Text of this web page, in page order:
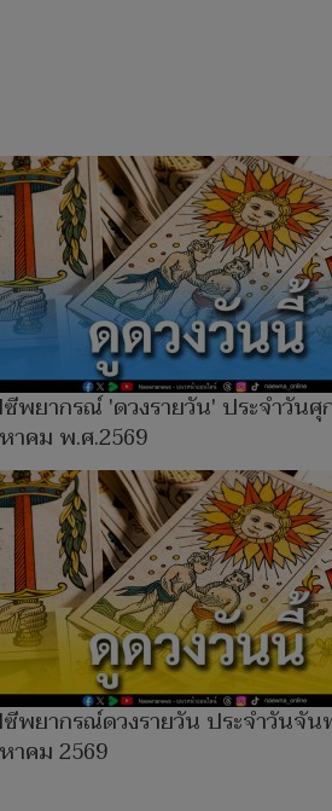
พยากรณ์ 'ดวงรายวัน' ประจำวันศุ
าคม พ.ศ.2569
พยากรณ์ดวงรายวัน ประจำวันจัน
าคม 2569